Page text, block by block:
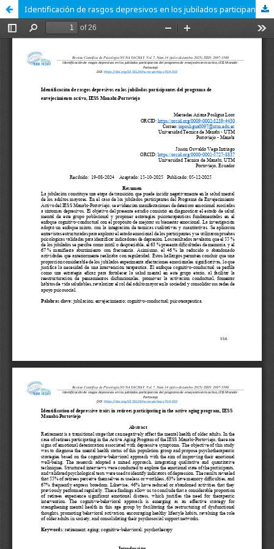
Identificación de rasgos depresivos en los jubilados participantes del programa de envejecimiento activo, IESS Manabí-Portoviejo